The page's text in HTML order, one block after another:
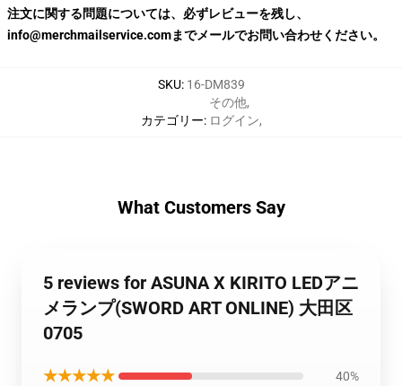
注文に関する問題については、必ずレビューを残し、
info@merchmailservice.comまでメールでお問い合わせください。
SKU: 16-DM839
カテゴリー:
その他,
ログイン,
What Customers Say
5 reviews for ASUNA X KIRITO LEDアニ
メランプ(SWORD ART ONLINE) 大田区
0705
★★★★★ 40%